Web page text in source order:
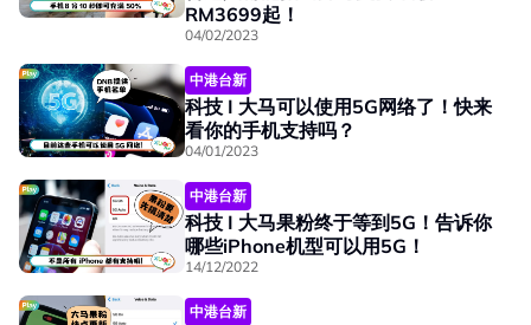
RM3699起！
04/02/2023
中港台新
科技 I 大马可以使用5G网络了！快来
看你的手机支持吗？
04/01/2023
中港台新
科技 I 大马果粉终于等到5G！告诉你
哪些iPhone机型可以用5G！
14/12/2022
中港台新